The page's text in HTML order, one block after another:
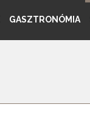
GASZTRONÓMIA